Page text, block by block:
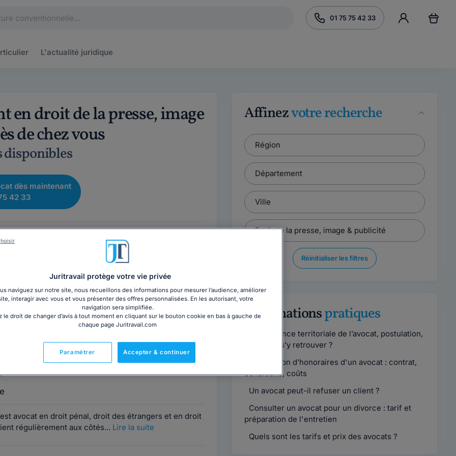
01 75 75 42 33
L'actualité juridique
en droit de la presse, image
de chez vous
disponibles
dès maintenant
42 33
gérant sa marque, un média ou une victime de
de la presse et de l'image est essentielle.
compétents. Choisissez parmiplus de 200
en France. Pour une assistance juridique proche
et ville.
Contacter cet avocat
avocat en droit pénal, droit des étrangers et en droit
régulièrement aux côtés... Lire la suite
Affinezvotre recherche
Réinitialiser les filtres
Informationspratiques
Compétence territoriale de l’avocat, postulation,
comment s’y retrouver ?
Convention d’honoraires d'un avocat : contrat,
conditions, coûts
Un avocat peut-il refuser un client ?
Consulter un avocat pour un divorce : tarif et
préparation de l'entretien
Quels sont les tarifs et prix des avocats ?
Juritravail protège votre vie privée
naviguez sur notre site, nous recueillons des informations pour mesurer l’audience, améliorer
interagir avec vous et vous présenter des offres personnalisées. En les autorisant, votre
navigation sera simplifiée.
le droit de changer d’avis à tout moment en cliquant sur le bouton cookie en bas à gauche de
chaque page Juritravail.com
Accepter & continuer
Paramétrer